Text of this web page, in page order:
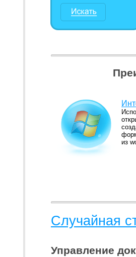
из
Случайная
Управление